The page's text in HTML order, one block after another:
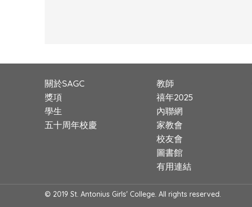
關於SAGC
獎項
學生
五十周年校慶
教師
禧年2025
內聯網
家教會
校友會
圖書館
有用連結
© 2019 St. Antonius Girls' College. All rights reserved.